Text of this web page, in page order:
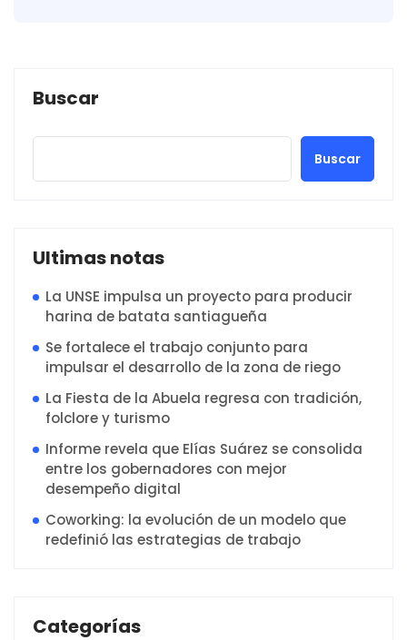
Buscar
Buscar
Ultimas notas
La UNSE impulsa un proyecto para producir
harina de batata santiagueña
Se fortalece el trabajo conjunto para
impulsar el desarrollo de la zona de riego
La Fiesta de la Abuela regresa con tradición,
folclore y turismo
Informe revela que Elías Suárez se consolida
entre los gobernadores con mejor
desempeño digital
Coworking: la evolución de un modelo que
redefinió las estrategias de trabajo
Categorías